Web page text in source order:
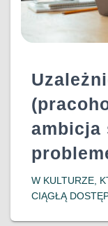
ambicja
W KULTURZE,
CIĄGŁĄ